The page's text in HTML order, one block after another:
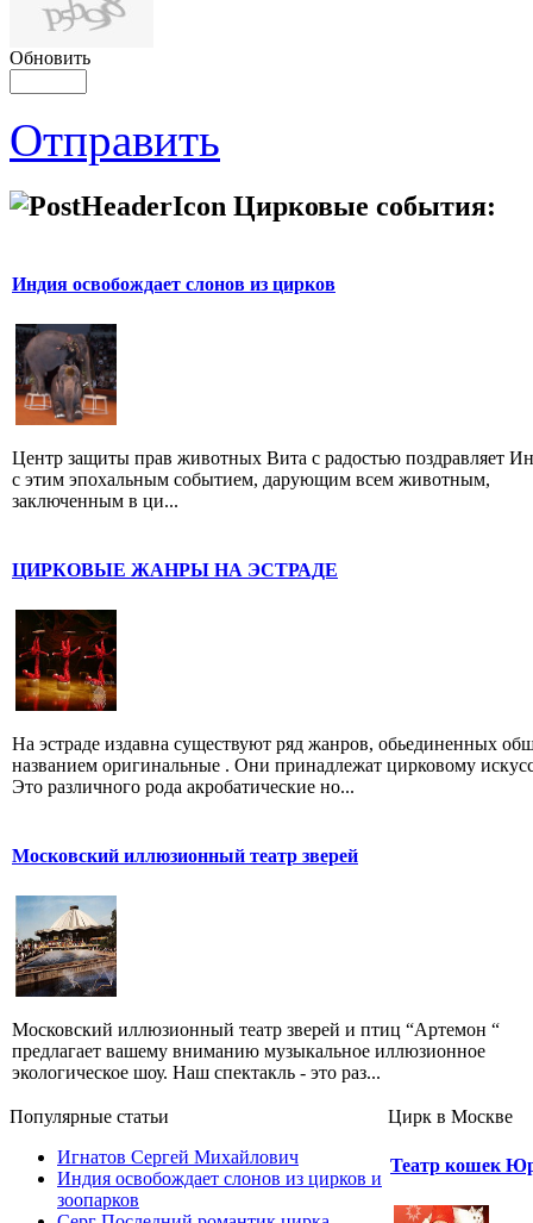
Обновить
Отправить
Цирковые события:
Индия освобождает слонов из цирков
Центр защиты прав животных Вита с радостью поздравляет
с этим эпохальным событием, дарующим всем животным,
заключенным в ци...
ЦИРКОВЫЕ ЖАНРЫ НА ЭСТРАДЕ
На эстраде издавна существуют ряд жанров, обьединенных
названием оригинальные . Они принадлежат цирковому
Это различного рода акробатические но...
Московский иллюзионный театр зверей
Московский иллюзионный театр зверей и птиц “Артемон “
предлагает вашему вниманию музыкальное иллюзионное
экологическое шоу. Наш спектакль - это раз...
Популярные cтатьи
Игнатов Сергей Михайлович
Индия освобождает слонов из цирков и
зоопарков
Цирк в Москве
Театр кошек